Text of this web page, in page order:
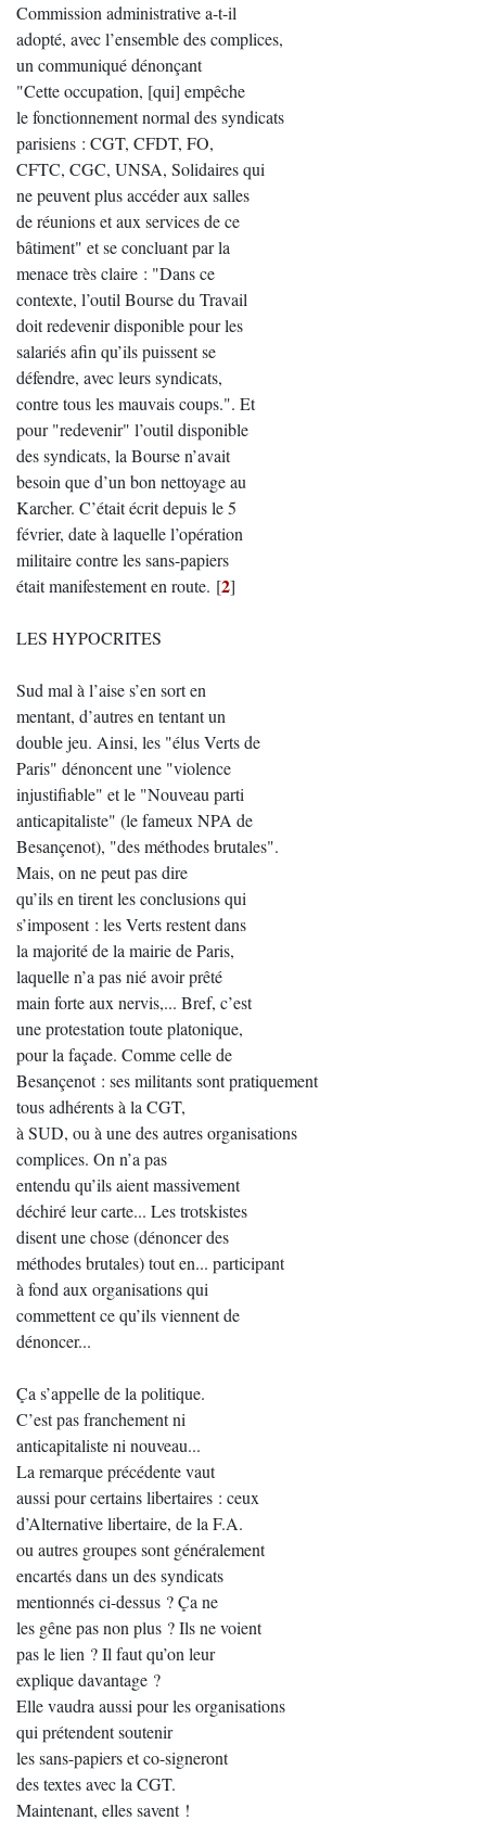
Commission administrative a-t-il
adopté, avec l’ensemble des complices,
un communiqué dénonçant
"Cette occupation, [qui] empêche
le fonctionnement normal des syndicats
parisiens : CGT, CFDT, FO,
CFTC, CGC, UNSA, Solidaires qui
ne peuvent plus accéder aux salles
de réunions et aux services de ce
bâtiment" et se concluant par la
menace très claire : "Dans ce
contexte, l’outil Bourse du Travail
doit redevenir disponible pour les
salariés afin qu’ils puissent se
défendre, avec leurs syndicats,
contre tous les mauvais coups.". Et
pour "redevenir" l’outil disponible
des syndicats, la Bourse n’avait
besoin que d’un bon nettoyage au
Karcher. C’était écrit depuis le 5
février, date à laquelle l’opération
militaire contre les sans-papiers
était manifestement en route. [2]
LES HYPOCRITES
Sud mal à l’aise s’en sort en
mentant, d’autres en tentant un
double jeu. Ainsi, les "élus Verts de
Paris" dénoncent une "violence
injustifiable" et le "Nouveau parti
anticapitaliste" (le fameux NPA de
Besançenot), "des méthodes brutales".
Mais, on ne peut pas dire
qu’ils en tirent les conclusions qui
s’imposent : les Verts restent dans
la majorité de la mairie de Paris,
laquelle n’a pas nié avoir prêté
main forte aux nervis,... Bref, c’est
une protestation toute platonique,
pour la façade. Comme celle de
Besançenot : ses militants sont pratiquement
tous adhérents à la CGT,
à SUD, ou à une des autres organisations
complices. On n’a pas
entendu qu’ils aient massivement
déchiré leur carte... Les trotskistes
disent une chose (dénoncer des
méthodes brutales) tout en... participant
à fond aux organisations qui
commettent ce qu’ils viennent de
dénoncer...
Ça s’appelle de la politique.
C’est pas franchement ni
anticapitaliste ni nouveau...
La remarque précédente vaut
aussi pour certains libertaires : ceux
d’Alternative libertaire, de la F.A.
ou autres groupes sont généralement
encartés dans un des syndicats
mentionnés ci-dessus ? Ça ne
les gêne pas non plus ? Ils ne voient
pas le lien ? Il faut qu’on leur
explique davantage ?
Elle vaudra aussi pour les organisations
qui prétendent soutenir
les sans-papiers et co-signeront
des textes avec la CGT.
Maintenant, elles savent !